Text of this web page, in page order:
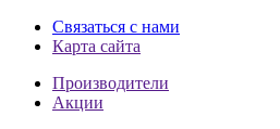
Связаться с нами
Карта сайта
Производители
Акции